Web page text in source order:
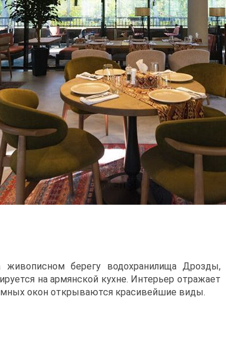
живописном берегу водохранилища Дрозды,
на армянской кухне. Интерьер отражает
окон открываются красивейшие виды.